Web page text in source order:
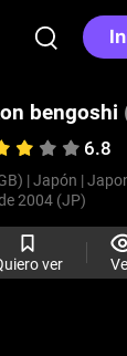
bengoshi
6.8
| Japón |
2004 (JP)
ver